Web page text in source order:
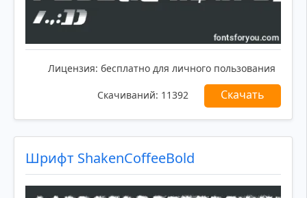
Лицензия: бесплатно для личного пользования
Скачиваний: 11392 Скачать
Шрифт ShakenCoffeeBold